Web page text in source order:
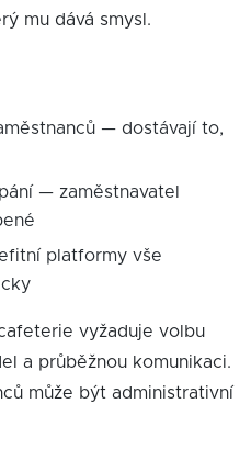
mu dává smysl.
— dostávají to,
— zaměstnavatel
platformy vše
vyžaduje volbu
a průběžnou komunikaci.
může být administrativní